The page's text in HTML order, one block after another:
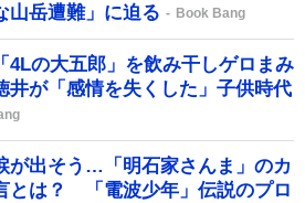
山岳遭難」に迫る
Book Bang
4Lの大五郎」を飲み干しゲロまみ
が「感情を失くした」子供時代
が出そう…「明石家さんま」のカ
とは？ 「電波少年」伝説のプロ